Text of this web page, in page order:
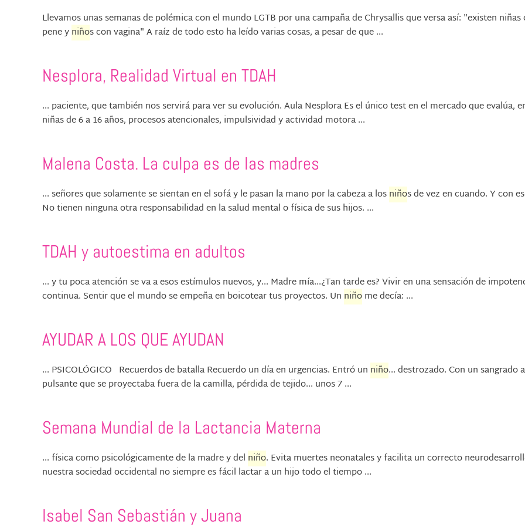
Llevamos unas semanas de polémica con el mundo LGTB por una campaña de Chrysallis que versa así: "existen niñas
pene yniños con vagina" A raíz de todo esto ha leído varias cosas, a pesar de que ...
Nesplora, Realidad Virtual en TDAH
... paciente, que también nos servirá para ver su evolución. Aula Nesplora Es el único test en el mercado que evalúa,
niñas de 6 a 16 años, procesos atencionales, impulsividad y actividad motora ...
Malena Costa. La culpa es de las madres
... señores que solamente se sientan en el sofá y le pasan la mano por la cabeza a losniños de vez en cuando. Y con
No tienen ninguna otra responsabilidad en la salud mental o física de sus hijos. ...
TDAH y autoestima en adultos
... y tu poca atención se va a esos estímulos nuevos, y... Madre mía...¿Tan tarde es? Vivir en una sensación de
continua. Sentir que el mundo se empeña en boicotear tus proyectos. Un niñome decía: ...
AYUDAR A LOS QUE AYUDAN
... PSICOLÓGICO Recuerdos de batalla Recuerdo un día en urgencias. Entró un niño... destrozado. Con un sangrado
pulsante que se proyectaba fuera de la camilla, pérdida de tejido... unos 7 ...
Semana Mundial de la Lactancia Materna
... física como psicológicamente de la madre y del niño. Evita muertes neonatales y facilita un correcto
nuestra sociedad occidental no siempre es fácil lactar a un hijo todo el tiempo ...
Isabel San Sebastián y Juana